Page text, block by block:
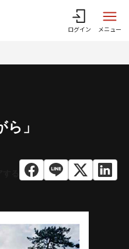
ログイン メニュー
ら」